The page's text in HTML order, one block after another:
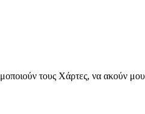
τους Χάρτες, να ακούν